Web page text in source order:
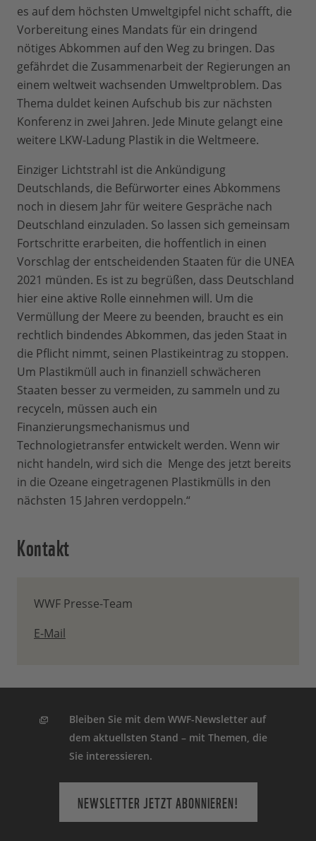
es auf dem höchsten Umweltgipfel nicht schafft, die
Vorbereitung eines Mandats für ein dringend
nötiges Abkommen auf den Weg zu bringen. Das
gefährdet die Zusammenarbeit der Regierungen an
einem weltweit wachsenden Umweltproblem. Das
Thema duldet keinen Aufschub bis zur nächsten
Konferenz in zwei Jahren. Jede Minute gelangt eine
weitere LKW-Ladung Plastik in die Weltmeere.
Einziger Lichtstrahl ist die Ankündigung
Deutschlands, die Befürworter eines Abkommens
noch in diesem Jahr für weitere Gespräche nach
Deutschland einzuladen. So lassen sich gemeinsam
Fortschritte erarbeiten, die hoffentlich in einen
Vorschlag der entscheidenden Staaten für die UNEA
2021 münden. Es ist zu begrüßen, dass Deutschland
hier eine aktive Rolle einnehmen will. Um die
Vermüllung der Meere zu beenden, braucht es ein
rechtlich bindendes Abkommen, das jeden Staat in
die Pflicht nimmt, seinen Plastikeintrag zu stoppen.
Um Plastikmüll auch in finanziell schwächeren
Staaten besser zu vermeiden, zu sammeln und zu
recyceln, müssen auch ein
Finanzierungsmechanismus und
Technologietransfer entwickelt werden. Wenn wir
nicht handeln, wird sich die Menge des jetzt bereits
in die Ozeane eingetragenen Plastikmülls in den
nächsten 15 Jahren verdoppeln.“
Kontakt
WWF Presse-Team
E-Mail
Bleiben Sie mit dem WWF-Newsletter auf
dem aktuellsten Stand – mit Themen, die
Sie interessieren.
NEWSLETTER JETZT ABONNIEREN!